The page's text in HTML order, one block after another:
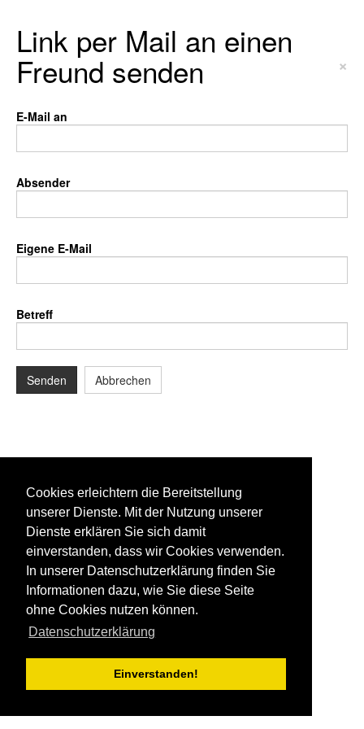
Cookies erleichtern die Bereitstellung
unserer Dienste. Mit der Nutzung unserer
Dienste erklären Sie sich damit
einverstanden, dass wir Cookies verwenden.
In unserer Datenschutzerklärung finden Sie
Informationen dazu, wie Sie diese Seite
ohne Cookies nutzen können.
Datenschutzerklärung
Einverstanden!
Link per Mail an einen
Freund senden ×
E-Mail an
Absender
Eigene E-Mail
Betreff
Senden Abbrechen